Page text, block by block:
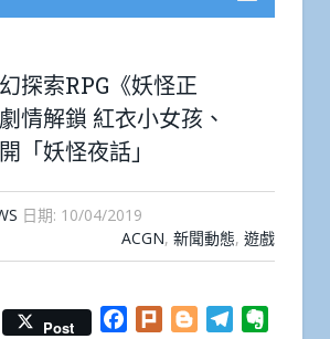
探索RPG《妖怪正
情解鎖 紅衣小女孩、
「妖怪夜話」
日期: 10/04/2019
ACGN, 新聞動態, 遊戲
Post Facebook
Plurk BloggerTelegram